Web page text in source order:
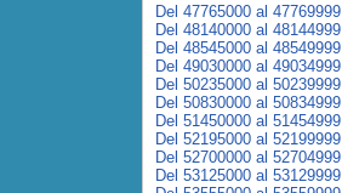
Del 47765000 al 47769999
Del 48140000 al 48144999
Del 48545000 al 48549999
Del 49030000 al 49034999
Del 50235000 al 50239999
Del 50830000 al 50834999
Del 51450000 al 51454999
Del 52195000 al 52199999
Del 52700000 al 52704999
Del 53125000 al 53129999